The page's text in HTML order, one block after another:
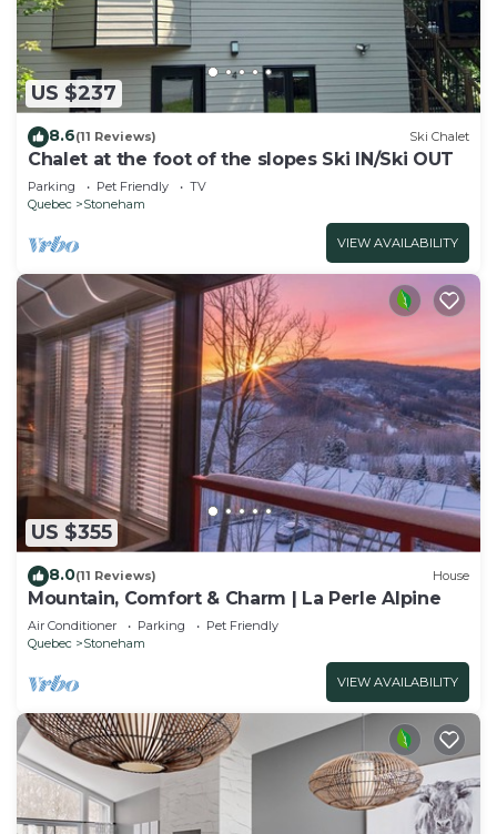
US $237
8.6(11 Reviews) Ski Chalet
Chalet at the foot of the slopes Ski IN/Ski OUT
Parking Pet Friendly
TV
Quebec
Stoneham
VIEW AVAILABILITY
US $355
8.0(11 Reviews) House
Mountain, Comfort & Charm | La Perle Alpine
Air Conditioner Parking
Pet Friendly
Quebec
Stoneham
VIEW AVAILABILITY